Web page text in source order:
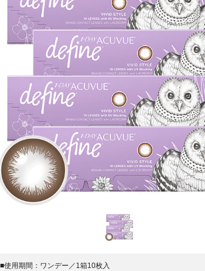
■使用期間： ワンデー／1箱10枚入